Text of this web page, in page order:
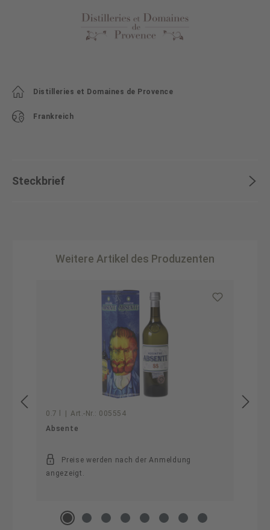
Distilleries et Domaines de Provence
Frankreich
Steckbrief
Weitere Artikel des Produzenten
0.7 l Art.-Nr.: 005554
Absente
Preise werden nach der Anmeldung
angezeigt.